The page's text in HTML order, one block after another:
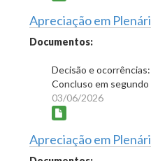
Apreciação em
Documentos:
Decisão e
Concluso em
03/06/2026
Apreciação em